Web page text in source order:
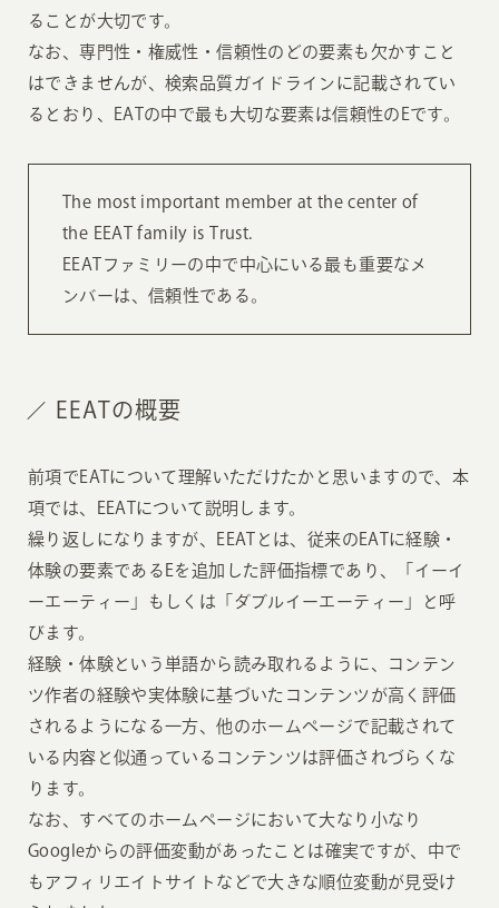
ることが大切です。
なお、専門性・権威性・信頼性のどの要素も欠かすこと
はできませんが、検索品質ガイドラインに記載されてい
るとおり、EATの中で最も大切な要素は信頼性のEです。
The most important member at the center of
the EEAT family is Trust.
EEATファミリーの中で中心にいる最も重要なメ
ンバーは、信頼性である。
EEATの概要
前項でEATについて理解いただけたかと思いますので、本
項では、EEATについて説明します。
繰り返しになりますが、EEATとは、従来のEATに経験・
体験の要素であるEを追加した評価指標であり、「イーイ
ーエーティー」もしくは「ダブルイーエーティー」と呼
びます。
経験・体験という単語から読み取れるように、コンテン
ツ作者の経験や実体験に基づいたコンテンツが高く評価
されるようになる一方、他のホームページで記載されて
いる内容と似通っているコンテンツは評価されづらくな
ります。
なお、すべてのホームページにおいて大なり小なり
Googleからの評価変動があったことは確実ですが、中で
もアフィリエイトサイトなどで大きな順位変動が見受け